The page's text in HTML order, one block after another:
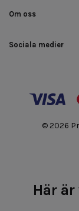
Om oss
Sociala medier
© 2026
Här